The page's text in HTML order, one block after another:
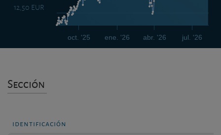
ene. '26 jul. '26
oct. '25 abr. '26
12,50 EUR
Sección
identificación